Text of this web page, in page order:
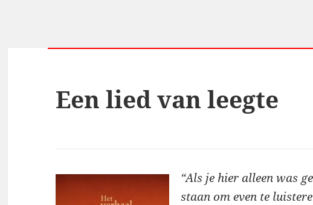
Een lied van leegte
“Als je hier alleen was
staan om even te